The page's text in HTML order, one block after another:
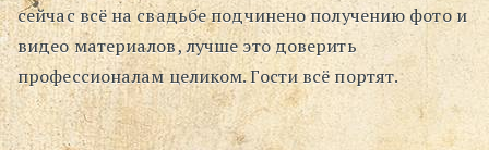
* Смотреть
* Читать
* По жизни
Блог
сейчас всё на свадьбе подчинено получению фото и
видео материалов, лучше это доверить
профессионалам целиком. Гости всё портят.